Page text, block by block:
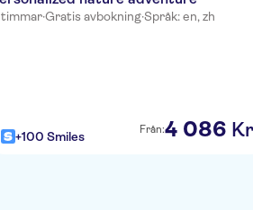
·Gratis avbokning·Språk: en, zh
+100 Smiles Från:4 086 Kr